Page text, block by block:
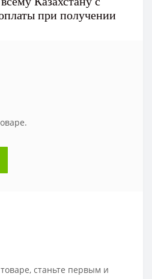
при получении
станьте первым и